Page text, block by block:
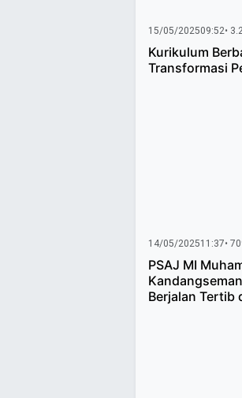
15/05/202509:52•
Kurikulum
Transformasi
14/05/202511:37•
PSAJ MI
Berjalan Tertib